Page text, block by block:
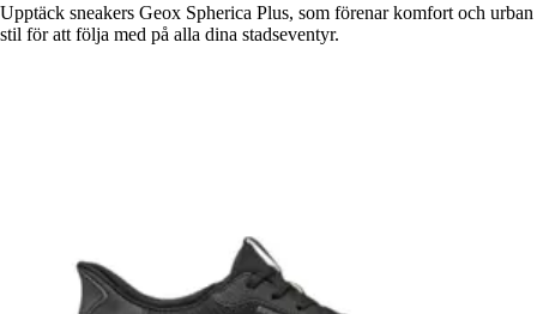
Upptäck sneakers Geox Spherica Plus, som förenar komfort och urban
stil för att följa med på alla dina stadseventyr.